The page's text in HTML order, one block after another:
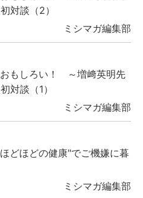
対談（2）
ミシマガ編集部
もしろい！ ～増﨑英明先
対談（1）
ミシマガ編集部
どほどの健康"でご機嫌に暮
ミシマガ編集部